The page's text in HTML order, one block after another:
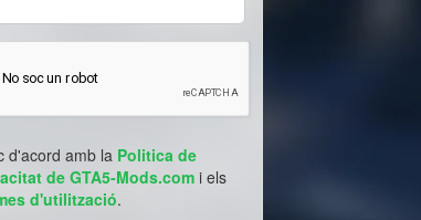
d'acord amb la Politica de
de GTA5-Mods.com i els
d'utilització.